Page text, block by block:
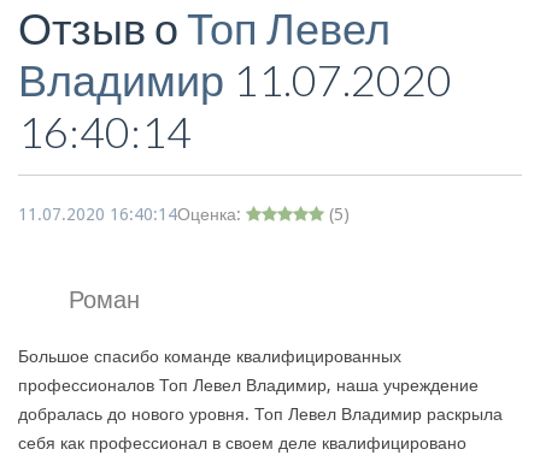
Интернет Путешествие и отдых Транспорт
Недвижимость Работа Гос. учреждения
Личности Логистика
Отзыв оТоп Левел
Владимир 11.07.2020
16:40:14
11.07.2020 16:40:14Оценка: (5)
Роман
Большое спасибо команде квалифицированных
профессионалов Топ Левел Владимир, наша учреждение
добралась до нового уровня. Топ Левел Владимир раскрыла
себя как профессионал в своем деле квалифицировано